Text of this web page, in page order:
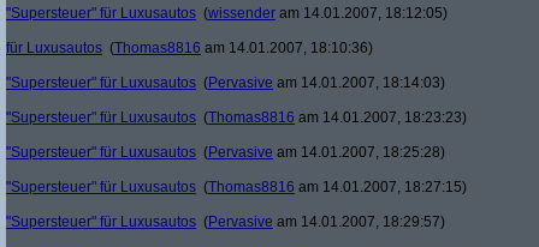
"Supersteuer" für Luxusautos (wissender am 14.01.2007, 18:12:05)
für Luxusautos (Thomas8816 am 14.01.2007, 18:10:36)
"Supersteuer" für Luxusautos (Pervasive am 14.01.2007, 18:14:03)
"Supersteuer" für Luxusautos (Thomas8816 am 14.01.2007, 18:23:23)
"Supersteuer" für Luxusautos (Pervasive am 14.01.2007, 18:25:28)
"Supersteuer" für Luxusautos (Thomas8816 am 14.01.2007, 18:27:15)
"Supersteuer" für Luxusautos (Pervasive am 14.01.2007, 18:29:57)